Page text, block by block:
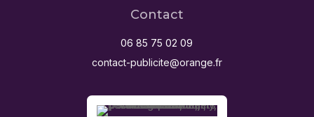
Contact
06 85 75 02 09
contact-publicite@orange.fr